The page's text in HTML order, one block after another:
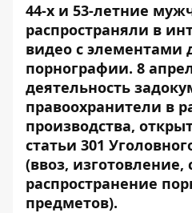
44-х и 53-летние
распространяли в
видео с элементами
порнографии. 8
деятельность
правоохранители в
производства,
статьи 301
(ввоз, изготовление,
распространение
предметов).